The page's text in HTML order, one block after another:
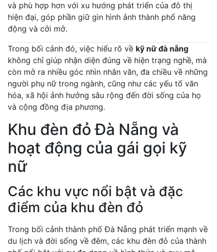
và phù hợp hơn với xu hướng phát triển của đô thị
hiện đại, góp phần giữ gìn hình ảnh thành phố năng
động và cởi mở.
Trong bối cảnh đó, việc hiểu rõ về kỹ nữ đà nẵng
không chỉ giúp nhận diện đúng về hiện trạng nghề, mà
còn mở ra nhiều góc nhìn nhân văn, đa chiều về những
người phụ nữ trong ngành, cũng như các yếu tố văn
hóa, xã hội ảnh hưởng sâu rộng đến đời sống của họ
và cộng đồng địa phương.
Khu đèn đỏ Đà Nẵng và
hoạt động của gái gọi kỹ
nữ
Các khu vực nổi bật và đặc
điểm của khu đèn đỏ
Trong bối cảnh thành phố Đà Nẵng phát triển mạnh về
du lịch và đời sống về đêm, các khu đèn đỏ của thành